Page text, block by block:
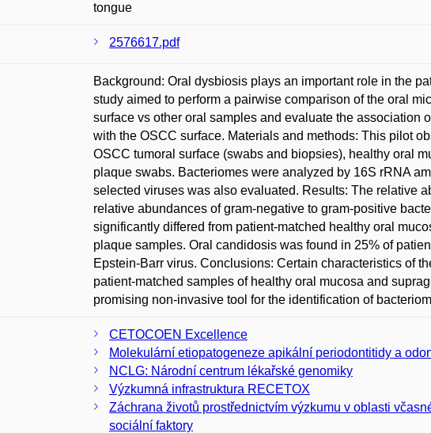
tongue
2576617.pdf
Background: Oral dysbiosis plays an important role in the
study aimed to perform a pairwise comparison of the oral
surface vs other oral samples and evaluate the association
with the OSCC surface. Materials and methods: This pilot
OSCC tumoral surface (swabs and biopsies), healthy oral
plaque swabs. Bacteriomes were analyzed by 16S rRNA
selected viruses was also evaluated. Results: The relative
relative abundances of gram-negative to gram-positive
significantly differed from patient-matched healthy oral
plaque samples. Oral candidosis was found in 25% of
Epstein-Barr virus. Conclusions: Certain characteristics of
patient-matched samples of healthy oral mucosa and
promising non-invasive tool for the identification of
CETOCOEN Excellence
Molekulární etiopatogeneze apikální periodontitidy a
NCLG: Národní centrum lékařské genomiky
Výzkumná infrastruktura RECETOX
Záchrana životů prostřednictvím výzkumu v oblasti
sociální faktory